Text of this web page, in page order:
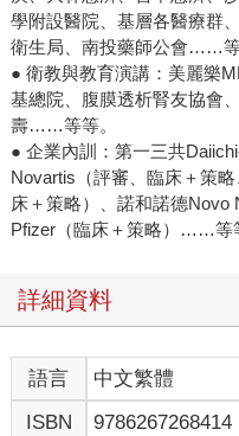
學附設醫院、基層各醫療群
衛生局、南投藥師公會……等
● 衛教與教育演講：美麗樂
基總院、腹膜透析腎友協會
壽……等等。
● 企業內訓：第一三共
Novartis（評審、臨床＋策
床＋策略）、諾和諾德
Pfizer（臨床＋策略）……等
詳細資料
語言 中文繁體
ISBN
9786267268414